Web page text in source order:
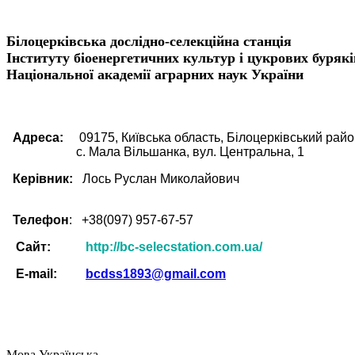
Білоцерківська дослідно-селекційна станція
Інституту біоенергетичних культур і цукрових
Національної академії аграрних наук України
Адреса: 09175, Київська область, Білоцерківський
c. Мала Вільшанка, вул. Центральна, 1
Керівник: Лось Руслан Миколайович
Телефон: +38(097) 957-67-57
Сайт:
http://bc-selecstation.com.ua/
Е-mail:
bcdss1893@gmail.com